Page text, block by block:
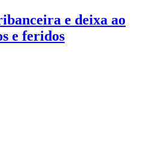
e deixa ao
e feridos